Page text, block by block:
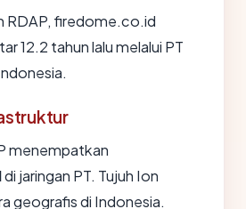
RDAP, firedome.co.id
12.2 tahun lalu melalui PT
menempatkan
di jaringan PT. Tujuh Ion
geografis di Indonesia.